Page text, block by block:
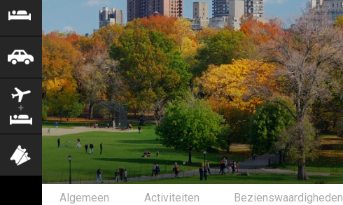
Autohuur
Vlucht+hotel
Activiteiten
Algemeen Activiteiten Bezienswaardigheden